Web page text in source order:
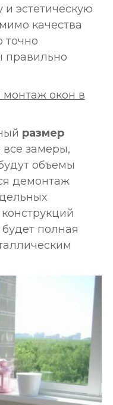
эстетическую
качества
точно
правильно
монтаж окон в
размер
все замеры,
объемы
демонтаж
полная